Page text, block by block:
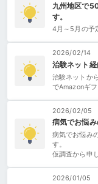
九州地区で
す。
4月～5月の予
2026/02/14
治験ネット
治験ネットか
でAmazonギ
2026/02/05
病気でお悩
病気でお悩み
す。
仮調査から申
2026/01/05